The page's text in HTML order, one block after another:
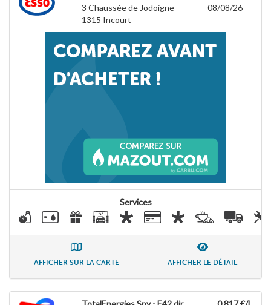
3 Chaussée de Jodoigne
1315 Incourt
08/08/26
Services
AFFICHER SUR LA CARTE AFFICHER LE DÉTAIL